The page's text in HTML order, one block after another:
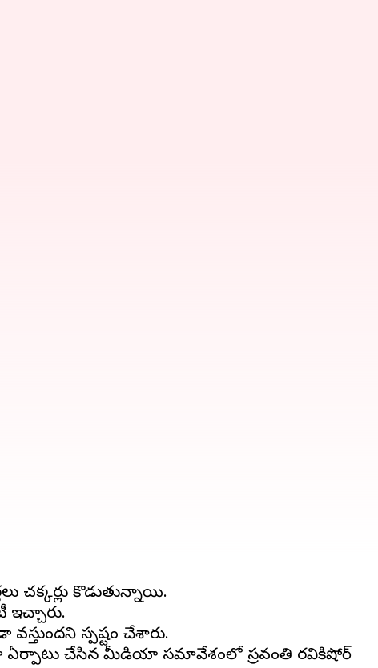
చక్కర్లు కొడుతున్నాయి.
ఇచ్చారు.
స్పష్టం చేశారు.
ఏర్పాటు చేసిన మీడియా సమావేశంలో స్రవంతి రవికిషోర్